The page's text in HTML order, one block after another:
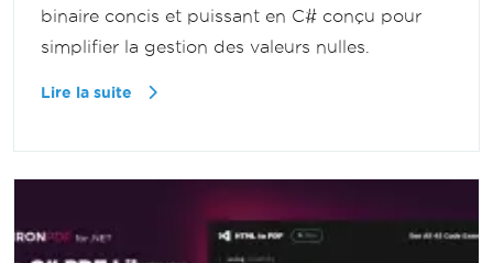
binaire concis et puissant en C# conçu pour
simplifier la gestion des valeurs nulles.
Lire la suite